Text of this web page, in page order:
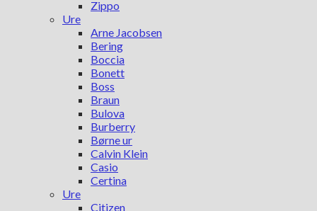
Zippo
Ure
Arne Jacobsen
Bering
Boccia
Bonett
Boss
Braun
Bulova
Burberry
Børne ur
Calvin Klein
Casio
Certina
Ure
Citizen